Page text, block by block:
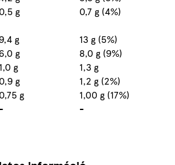
0,5 g
0,7 g (4%)
g
13 g (5%)
g
8,0 g (9%)
1,0 g
1,3 g
0,9 g
1,2 g (2%)
0,75 g
1,00 g (17%)
- -